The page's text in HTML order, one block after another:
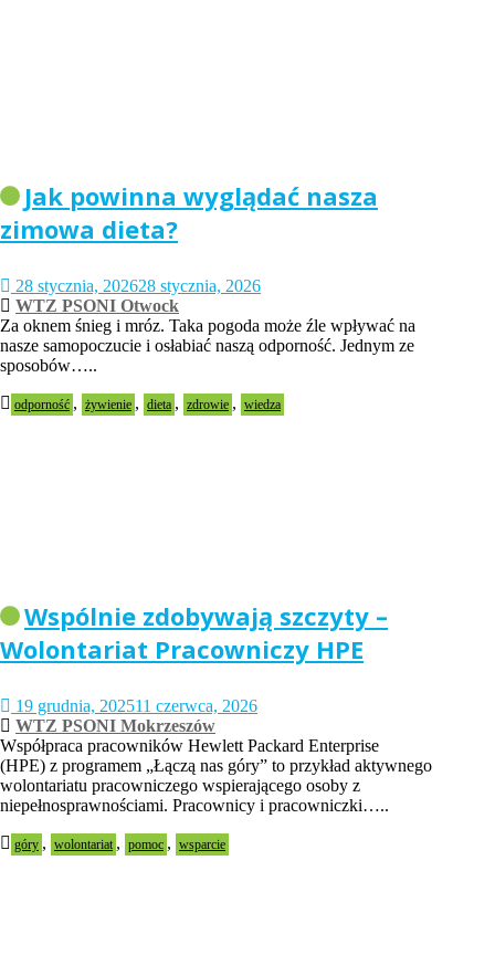
Jak powinna wyglądać nasza
zimowa dieta?
28 stycznia, 202628 stycznia, 2026
WTZ PSONI Otwock
Za oknem śnieg i mróz. Taka pogoda może źle wpływać na
nasze samopoczucie i osłabiać naszą odporność. Jednym ze
sposobów…..
odporność , żywienie , dieta , zdrowie , wiedza
Wspólnie zdobywają szczyty –
Wolontariat Pracowniczy HPE
19 grudnia, 202511 czerwca, 2026
WTZ PSONI Mokrzeszów
Współpraca pracowników Hewlett Packard Enterprise
(HPE) z programem „Łączą nas góry” to przykład aktywnego
wolontariatu pracowniczego wspierającego osoby z
niepełnosprawnościami. Pracownicy i pracowniczki…..
góry , wolontariat , pomoc , wsparcie